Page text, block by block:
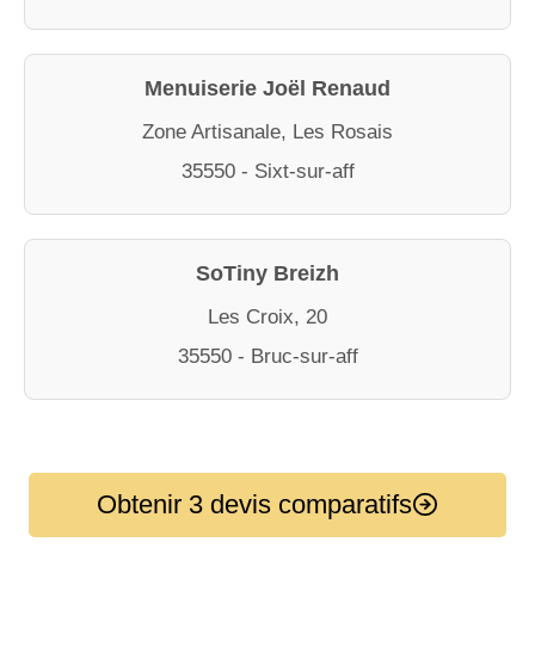
Menuiserie Joël Renaud
Zone Artisanale, Les Rosais
35550 - Sixt-sur-aff
SoTiny Breizh
Les Croix, 20
35550 - Bruc-sur-aff
Obtenir 3 devis comparatifs